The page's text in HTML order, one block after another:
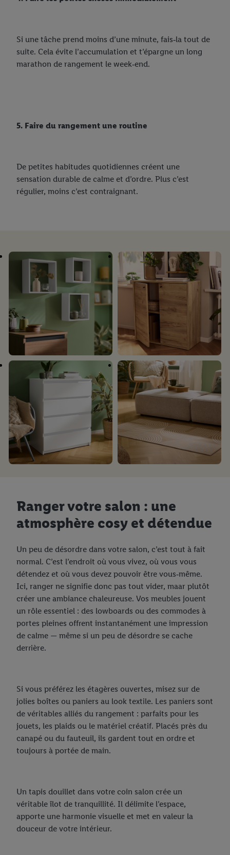
Si une tâche prend moins d’une minute, fais‑la tout de
suite. Cela évite l’accumulation et t’épargne un long
marathon de rangement le week‑end.
5. Faire du rangement une routine
De petites habitudes quotidiennes créent une
sensation durable de calme et d’ordre. Plus c’est
régulier, moins c’est contraignant.
Ranger votre salon : une
atmosphère cosy et détendue
Un peu de désordre dans votre salon, c’est tout à fait
normal. C’est l’endroit où vous vivez, où vous vous
détendez et où vous devez pouvoir être vous‑même.
Ici, ranger ne signifie donc pas tout vider, maar plutôt
créer une ambiance chaleureuse. Vos meubles jouent
un rôle essentiel : des lowboards ou des commodes à
portes pleines offrent instantanément une impression
de calme — même si un peu de désordre se cache
derrière.
Si vous préférez les étagères ouvertes, misez sur de
jolies boîtes ou paniers au look textile. Les paniers sont
de véritables alliés du rangement : parfaits pour les
jouets, les plaids ou le matériel créatif. Placés près du
canapé ou du fauteuil, ils gardent tout en ordre et
toujours à portée de main.
Un tapis douillet dans votre coin salon crée un
véritable îlot de tranquillité. Il délimite l’espace,
apporte une harmonie visuelle et met en valeur la
douceur de votre intérieur.